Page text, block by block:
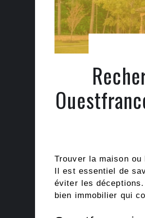
Trouver la maison ou
Il est essentiel de
éviter les
bien immobilier qui